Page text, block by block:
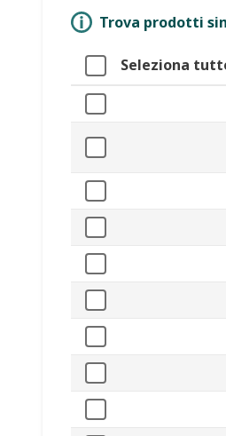
Trova prodotti
Seleziona